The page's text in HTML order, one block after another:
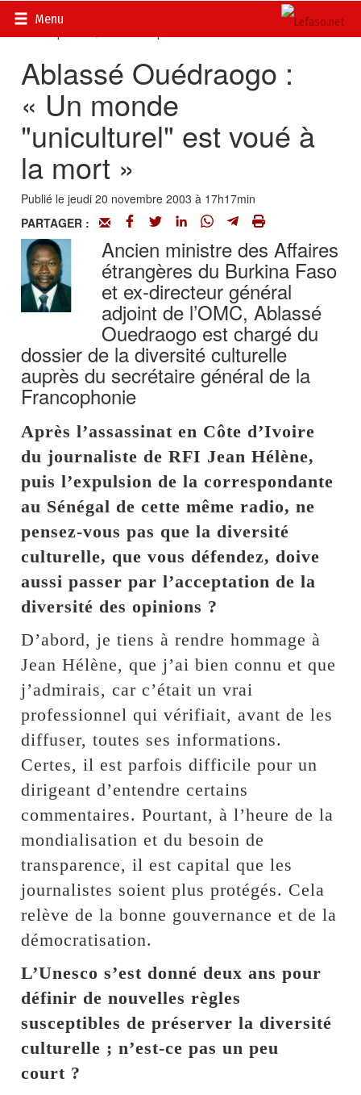
Menu
Accueil>
Ablassé Ouédraogo :
« Un monde
"uniculturel" est voué à
la mort »
Publié le jeudi 20 novembre 2003 à 17h17min
PARTAGER :
Ancien ministre des Affaires
étrangères du Burkina Faso
et ex-directeur général
adjoint de l’OMC, Ablassé
Ouedraogo est chargé du
dossier de la diversité culturelle
auprès du secrétaire général de la
Francophonie
Après l’assassinat en Côte d’Ivoire
du journaliste de RFI Jean Hélène,
puis l’expulsion de la correspondante
au Sénégal de cette même radio, ne
pensez-vous pas que la diversité
culturelle, que vous défendez, doive
aussi passer par l’acceptation de la
diversité des opinions ?
D’abord, je tiens à rendre hommage à
Jean Hélène, que j’ai bien connu et que
j’admirais, car c’était un vrai
professionnel qui vérifiait, avant de les
diffuser, toutes ses informations.
Certes, il est parfois difficile pour un
dirigeant d’entendre certains
commentaires. Pourtant, à l’heure de la
mondialisation et du besoin de
transparence, il est capital que les
journalistes soient plus protégés. Cela
relève de la bonne gouvernance et de la
démocratisation.
L’Unesco s’est donné deux ans pour
définir de nouvelles règles
susceptibles de préserver la diversité
culturelle ; n’est-ce pas un peu
court ?